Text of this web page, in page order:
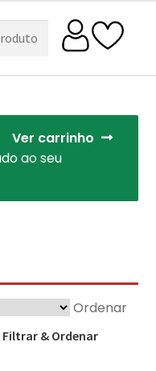
Ver carrinho
ao seu
Ordenar
Filtrar & Ordenar